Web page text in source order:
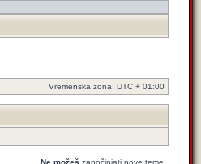
Vremenska zona: UTC + 01:00
Ne možeš započinjati nove teme.